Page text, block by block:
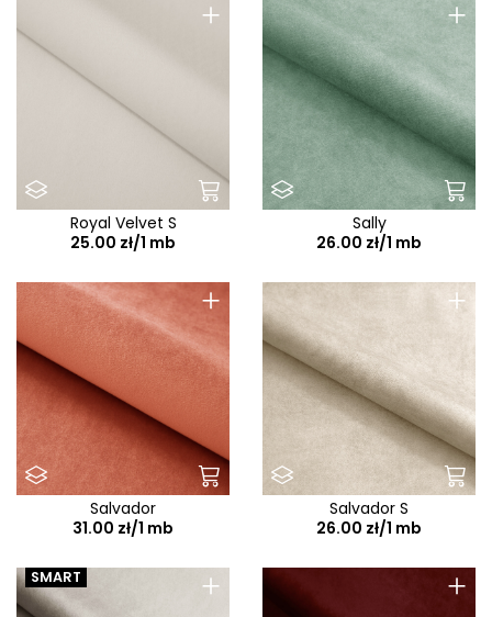
+
Royal Velvet S
25.00 zł/1 mb
+
Sally
26.00 zł/1 mb
+
Salvador
31.00 zł/1 mb
+
Salvador S
26.00 zł/1 mb
+
SMART +